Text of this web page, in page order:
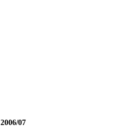
2006/07